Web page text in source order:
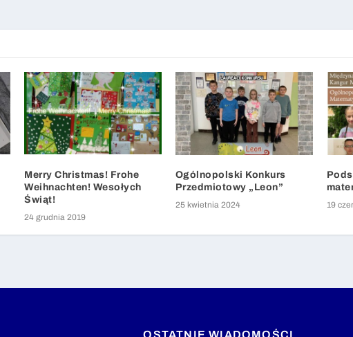
Merry Christmas! Frohe
Weihnachten! Wesołych
Świąt!
24 grudnia 2019
Ogólnopolski Konkurs
Przedmiotowy „Leon”
25 kwietnia 2024 19
OSTATNIE WIADOMOŚCI